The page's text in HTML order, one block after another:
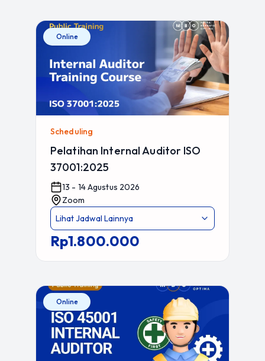
Online
Scheduling
Pelatihan Internal Auditor ISO
37001:2025
13 - 14 Agustus 2026
Zoom
Lihat Jadwal Lainnya
Rp1.800.000
Online